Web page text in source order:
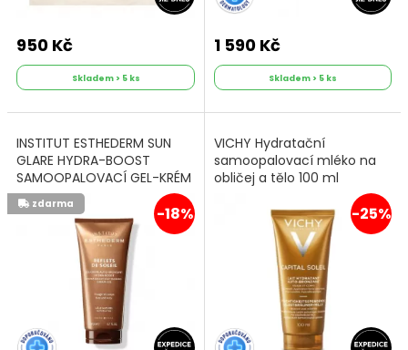
950 Kč
Skladem > 5 ks
1 590 Kč
Skladem > 5 ks
INSTITUT ESTHEDERM SUN
GLARE HYDRA-BOOST
SAMOOPALOVACÍ GEL-KRÉM
-18%
zdarma
VICHY Hydratační
samoopalovací mléko na
obličej a tělo 100 ml
-25%